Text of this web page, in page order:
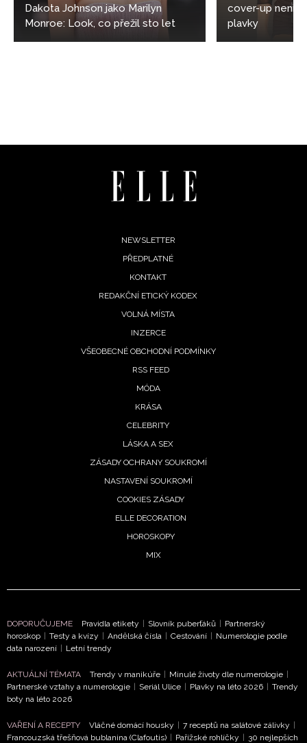
Dakota Johnson jako Marilyn
Monroe: Look, co přežil sto let
cover-up není
plavky
NEWSLETTER
PŘEDPLATNÉ
KONTAKT
REDAKČNÍ ETICKÝ KODEX
VOLNÁ MÍSTA
INZERCE
VŠEOBECNÉ OBCHODNÍ PODMÍNKY
RSS FEED
MÓDA
KRÁSA
CELEBRITY
LÁSKA A SEX
ZÁSADY OCHRANY SOUKROMÍ
NASTAVENÍ SOUKROMÍ
COOKIES ZÁSADY
ELLE DECORATION
HOROSKOPY
MIX
DOPORUČUJEME Pravidla etikety Slovník puberťáků
Partnerský
horoskop
Testy a kvízy Andělská čísla Cestování
Numerologie podle
data narození
Letní trendy
AKTUÁLNÍ TÉMATA Trendy v manikúře Minulé životy dle numerologie
Partnerské vztahy a numerologie
Seriál Ulice Plavky na léto 2026
Trendy
boty na léto 2026
VAŘENÍ A RECEPTY Vláčné domácí housky 7 receptů na salátové zálivky
Francouzská třešňová bublanina (Clafoutis)
Pařížské rohlíčky
30 nejlepších